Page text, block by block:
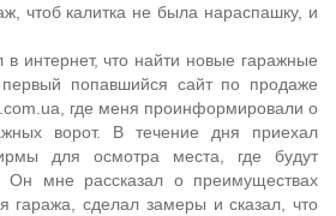
чтоб калитка не была нараспашку, и
интернет, что найти новые гаражные
попавшийся сайт по продаже
где меня проинформировали о
ворот. В течение дня приехал
для осмотра места, где будут
Он мне рассказал о преимуществах
гаража, сделал замеры и сказал, что